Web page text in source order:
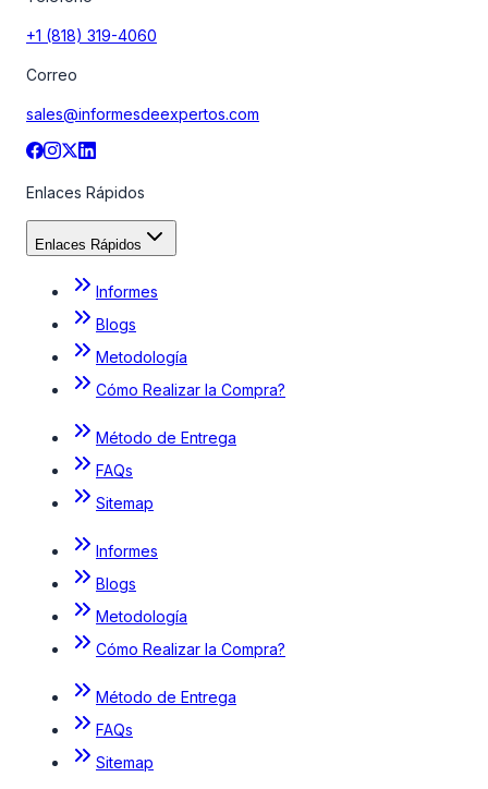
+1 (818) 319-4060
Correo
sales@informesdeexpertos.com
Enlaces Rápidos
Enlaces Rápidos
Informes
Blogs
Metodología
Cómo Realizar la Compra?
Método de Entrega
FAQs
Sitemap
Informes
Blogs
Metodología
Cómo Realizar la Compra?
Método de Entrega
FAQs
Sitemap